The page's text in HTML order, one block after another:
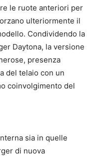
le ruote anteriori per
ulteriormente il
Condividendo la
Daytona, la versione
presenza
del telaio con un
coinvolgimento del
sia in quelle
di nuova